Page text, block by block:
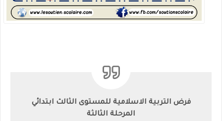
فرض التربية الاسلامية للمستوى الثالث ابتدائي
المرحلة الثالثة